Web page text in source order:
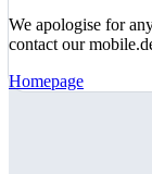
We apologise for
contact our
Homepage